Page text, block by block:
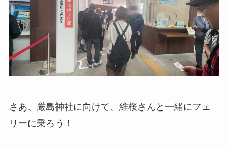
さあ、厳島神社に向けて、維桜さんと一緒にフェ
リーに乗ろう！